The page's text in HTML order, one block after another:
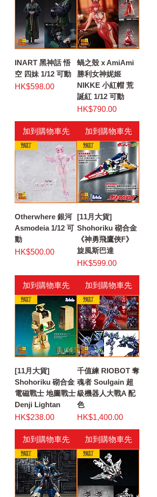
INART 黑神話 悟
空 四妹 1/12 可動
價格
HK$598.00
加到購物車先
蝸之殼 x AmiAmi
勝利女神妮姬
NIKKE 小紅帽 荒
誕紅 1/12 可動
價格
HK$790.00
加到購物車先
預訂
Otherwhere 銀河
Asmodeia 1/12 可
動
價格
HK$500.00
加到購物車先
預訂
[11月大貨]
Shohoriku 砌合金
《神勇飛鷹俠F》
旋風斯巴達
價格
HK$599.00
加到購物車先
預訂
[11月大貨]
Shohoriku 砌合金
電磁戰士 地圖戰士
Denji Lightan
價格
HK$238.00
加到購物車先
預訂
千值練 RIOBOT 奪
魂者 Soulgain 超
級機器人大戰A 配
色
價格
HK$1,400.00
加到購物車先
預訂 預訂